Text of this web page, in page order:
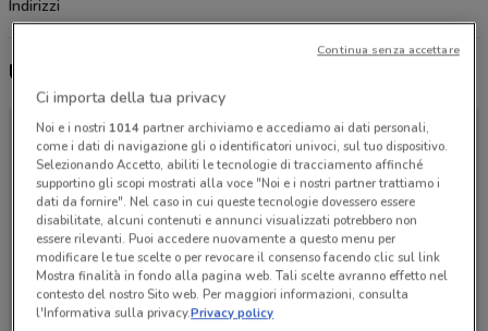
Indirizzi
Ci importa della tua privacy
Noi e i nostri 1014partner archiviamo e accediamo ai dati personali,
come i dati di navigazione gli o identificatori univoci, sul tuo dispositivo.
Selezionando Accetto, abiliti le tecnologie di tracciamento affinché
supportino gli scopi mostrati alla voce "Noi e i nostri partner trattiamo i
dati da fornire". Nel caso in cui queste tecnologie dovessero essere
disabilitate, alcuni contenuti e annunci visualizzati potrebbero non
essere rilevanti. Puoi accedere nuovamente a questo menu per
modificare le tue scelte o per revocare il consenso facendo clic sul link
Mostra finalità in fondo alla pagina web. Tali scelte avranno effetto nel
contesto del nostro Sito web. Per maggiori informazioni, consulta
l'Informativa sulla privacy.Privacy policy
Continua senza accettare